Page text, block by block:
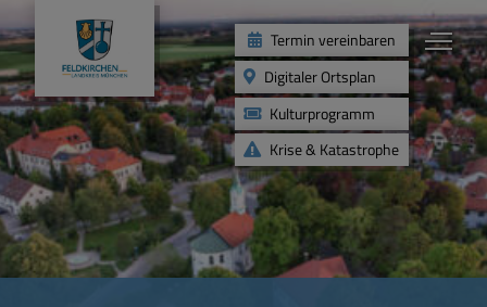
Termin vereinbaren
Digitaler Ortsplan
Kulturprogramm
Krise & Katastrophe
Aktuelles